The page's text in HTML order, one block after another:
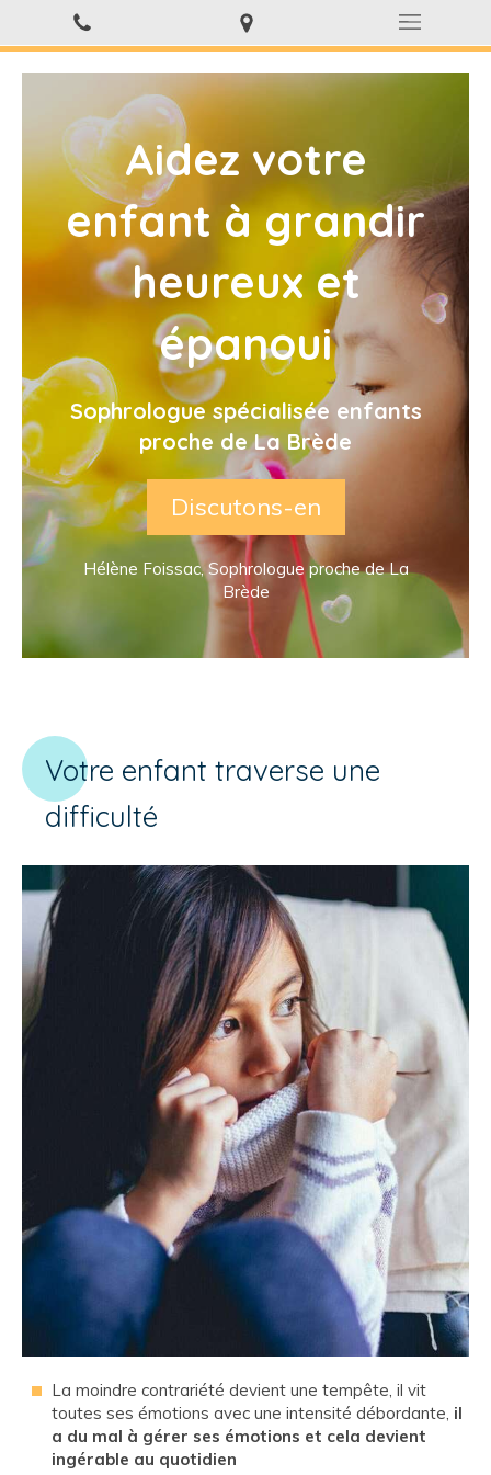
Aidez votre
enfant à grandir
heureux et
épanoui
Sophrologue spécialisée enfants
proche de La Brède
Discutons-en
Hélène Foissac, Sophrologue proche de La
Brède
Votre enfant traverse une
difficulté
La moindre contrariété devient une tempête, il vit
toutes ses émotions avec une intensité débordante, il
a du mal à gérer ses émotions et cela devient
ingérable au quotidien